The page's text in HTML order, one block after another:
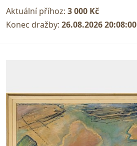
Aktuální příhoz: 3 000 Kč
Konec dražby: 26.08.2026 20:08:00